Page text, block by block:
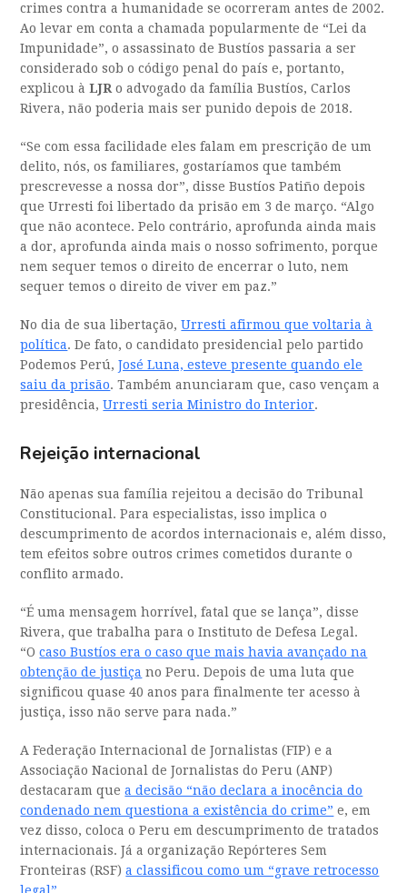
crimes contra a humanidade se ocorreram antes de 2002.
Ao levar em conta a chamada popularmente de “Lei da
Impunidade”, o assassinato de Bustíos passaria a ser
considerado sob o código penal do país e, portanto,
explicou àLJRo advogado da família Bustíos, Carlos
Rivera, não poderia mais ser punido depois de 2018.
“Se com essa facilidade eles falam em prescrição de um
delito, nós, os familiares, gostaríamos que também
prescrevesse a nossa dor”, disse Bustíos Patiño depois
que Urresti foi libertado da prisão em 3 de março. “Algo
que não acontece. Pelo contrário, aprofunda ainda mais
a dor, aprofunda ainda mais o nosso sofrimento, porque
nem sequer temos o direito de encerrar o luto, nem
sequer temos o direito de viver em paz.”
No dia de sua libertação,Urresti afirmou que voltaria à
política. De fato, o candidato presidencial pelo partido
Podemos Perú,José Luna, esteve presente quando ele
saiu da prisão. Também anunciaram que, caso vençam a
presidência,Urresti seria Ministro do Interior.
Rejeição internacional
Não apenas sua família rejeitou a decisão do Tribunal
Constitucional. Para especialistas, isso implica o
descumprimento de acordos internacionais e, além disso,
tem efeitos sobre outros crimes cometidos durante o
conflito armado.
“É uma mensagem horrível, fatal que se lança”, disse
Rivera, que trabalha para o Instituto de Defesa Legal.
“Ocaso Bustíos era o caso que mais havia avançado na
obtenção de justiça no Peru. Depois de uma luta que
significou quase 40 anos para finalmente ter acesso à
justiça, isso não serve para nada.”
A Federação Internacional de Jornalistas (FIP) e a
Associação Nacional de Jornalistas do Peru (ANP)
destacaram quea decisão “não declara a inocência do
condenado nem questiona a existência do crime” e, em
vez disso, coloca o Peru em descumprimento de tratados
internacionais. Já a organização Repórteres Sem
Fronteiras (RSF)a classificou como um “grave retrocesso